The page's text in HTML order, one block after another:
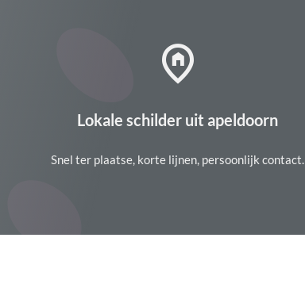
home_pin
Lokale schilder uit apeldoorn
Snel ter plaatse, korte lijnen, persoonlijk contact.